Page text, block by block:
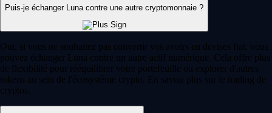
Puis-je échanger Luna contre une autre cryptomonnaie ?
Oui, si vous ne souhaitez pas convertir vos avoirs en devises fiat, vous
pouvez échanger Luna contre un autre actif numérique. Cela offre plus
de flexibilité pour rééquilibrer votre portefeuille ou explorer d'autres
tokens au sein de l'écosystème crypto. En savoir plus sur le trading de
cryptos.